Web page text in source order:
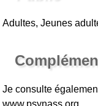
Adultes, Jeunes
Je consulte
www.psynass.org